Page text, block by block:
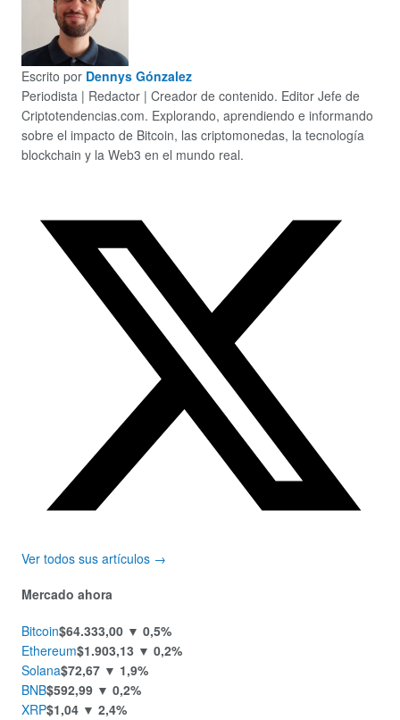
Escrito por Dennys Gónzalez
Periodista | Redactor | Creador de contenido. Editor Jefe de
Criptotendencias.com. Explorando, aprendiendo e informando
sobre el impacto de Bitcoin, las criptomonedas, la tecnología
blockchain y la Web3 en el mundo real.
Ver todos sus artículos →
Mercado ahora
Bitcoin$64.333,00 ▼ 0,5%
Ethereum$1.903,13 ▼ 0,2%
Solana$72,67 ▼ 1,9%
BNB$592,99 ▼ 0,2%
XRP$1,04 ▼ 2,4%